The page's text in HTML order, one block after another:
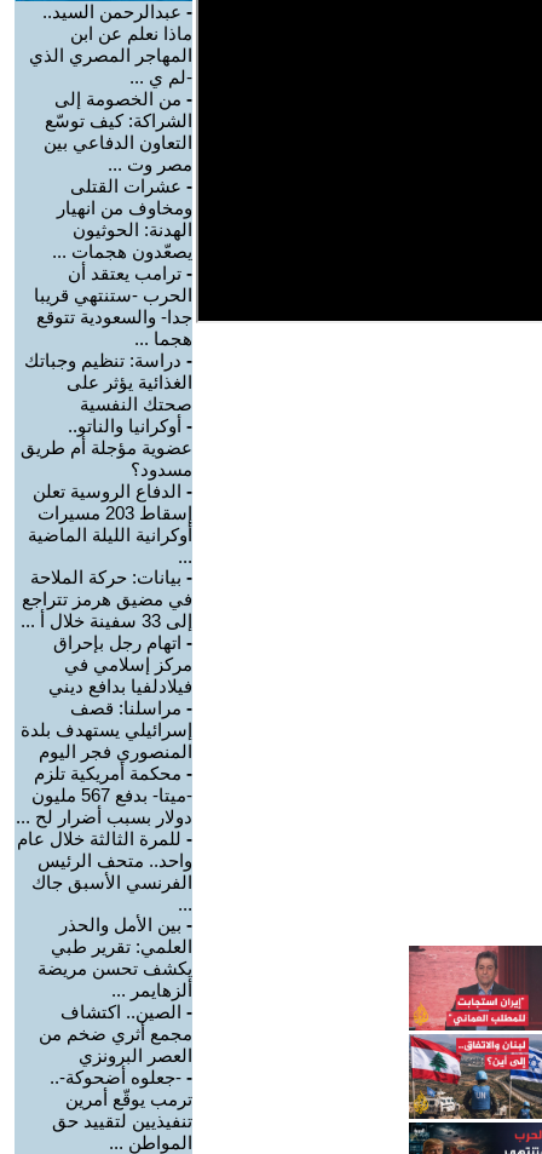
- عبدالرحمن السيد..
ماذا نعلم عن ابن
المهاجر المصري الذي
-لم ي ...
- من الخصومة إلى
الشراكة: كيف توسّع
التعاون الدفاعي بين
مصر وت ...
- عشرات القتلى
ومخاوف من انهيار
الهدنة: الحوثيون
يصعّدون هجمات ...
- ترامب يعتقد أن
الحرب -ستنتهي قريبا
جدا- والسعودية تتوقع
هجما ...
- دراسة: تنظيم وجباتك
الغذائية يؤثر على
صحتك النفسية
- أوكرانيا والناتو..
عضوية مؤجلة أم طريق
مسدود؟
- الدفاع الروسية تعلن
إسقاط 203 مسيرات
أوكرانية الليلة الماضية
...
- بيانات: حركة الملاحة
في مضيق هرمز تتراجع
إلى 33 سفينة خلال أ ...
- اتهام رجل بإحراق
مركز إسلامي في
فيلادلفيا بدافع ديني
- مراسلنا: قصف
إسرائيلي يستهدف بلدة
المنصوري فجر اليوم
- محكمة أمريكية تلزم
-ميتا- بدفع 567 مليون
دولار بسبب أضرار لح ...
- للمرة الثالثة خلال عام
واحد.. متحف الرئيس
الفرنسي الأسبق جاك
...
- بين الأمل والحذر
العلمي: تقرير طبي
يكشف تحسن مريضة
ألزهايمر ...
- الصين.. اكتشاف
مجمع أثري ضخم من
العصر البرونزي
- -جعلوه أضحوكة-..
ترمب يوقّع أمرين
تنفيذيين لتقييد حق
المواطن ...